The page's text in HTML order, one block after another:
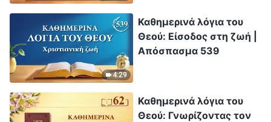
4:29
Καθημερινά λόγια του
Θεού: Είσοδος στη ζωή |
Απόσπασμα 539
Καθημερινά λόγια του
Θεού: Γνωρίζοντας τον